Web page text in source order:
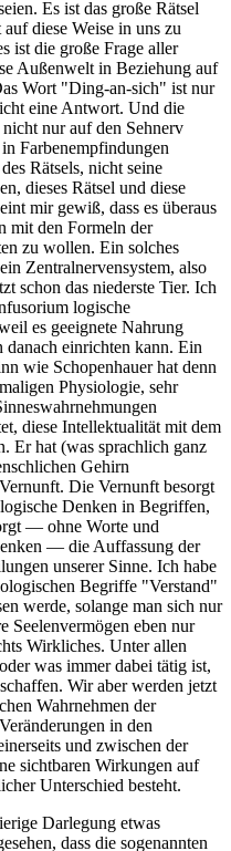
Es ist das große Rätsel
diese Weise in uns zu
ist die große Frage aller
Außenwelt in Beziehung auf
Wort "Ding-an-sich" ist nur
eine Antwort. Und die
nur auf den Sehnerv
Farbenempfindungen
Rätsels, nicht seine
dieses Rätsel und diese
mir gewiß, dass es überaus
mit den Formeln der
zu wollen. Ein solches
Zentralnervensystem, also
schon das niederste Tier. Ich
logische
es geeignete Nahrung
danach einrichten kann. Ein
wie Schopenhauer hat denn
Physiologie, sehr
diese Intellektualität mit dem
Er hat (was sprachlich ganz
Gehirn
Die Vernunft besorgt
Denken in Begriffen,
— ohne Worte und
— die Auffassung der
unserer Sinne. Ich habe
Begriffe "Verstand"
werde, solange man sich nur
Seelenvermögen eben nur
Wirkliches. Unter allen
was immer dabei tätig ist,
Wir aber werden jetzt
Wahrnehmen der
in den
und zwischen der
sichtbaren Wirkungen auf
Unterschied besteht.
Darlegung etwas
dass die sogenannten